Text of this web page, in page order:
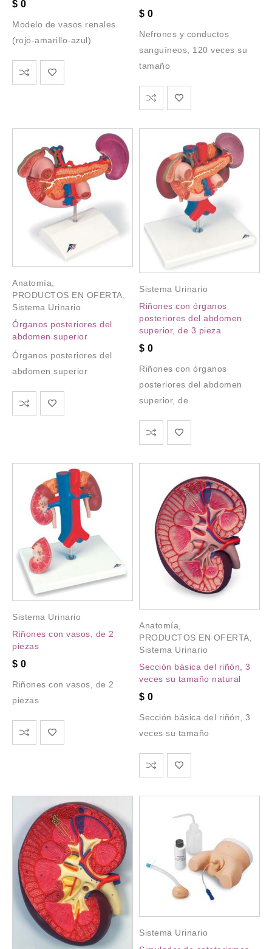
$ 0
Modelo de vasos renales
(rojo-amarillo-azul)
$ 0
Nefrones y conductos
sanguíneos, 120 veces su
tamaño
Anatomía,
PRODUCTOS EN OFERTA,
Sistema Urinario
Órganos posteriores del
abdomen superior
Órganos posteriores del
abdomen superior
Sistema Urinario
Riñones con órganos
posteriores del abdomen
superior, de 3 pieza
$ 0
Riñones con órganos
posteriores del abdomen
superior, de
Sistema Urinario
Riñones con vasos, de 2
piezas
$ 0
Riñones con vasos, de 2
piezas
Anatomía
PRODUCTOS EN OFERTA
Sistema Urinario
Sección básica del riñón, 3
veces su tamaño natural
$ 0
Sección básica del riñón, 3
veces su tamaño
Sistema Urinario